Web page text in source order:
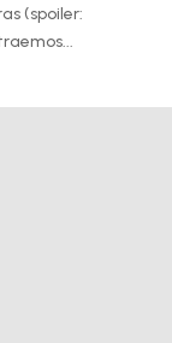
(spoiler: